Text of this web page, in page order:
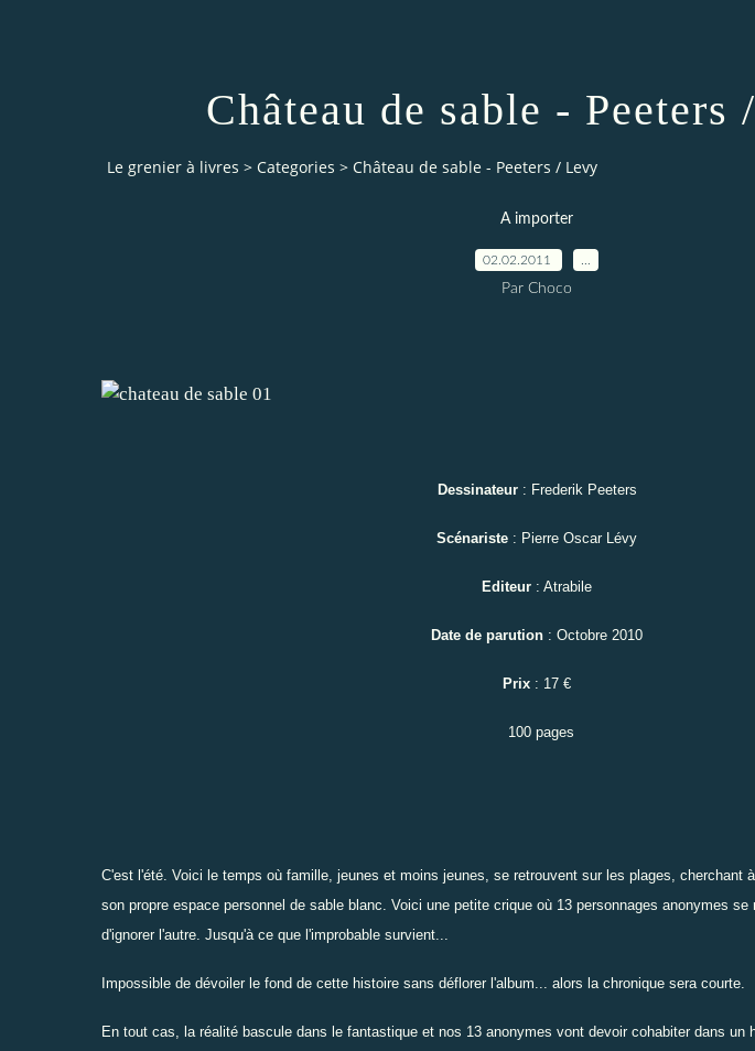
Château de sable - Peeters
Le grenier à livres > Categories > Château de sable - Peeters / Levy
A importer
02.02.2011
Par Choco
Dessinateur: Frederik Peeters
Scénariste : Pierre Oscar Lévy
Editeur : Atrabile
Date de parution : Octobre 2010
Prix : 17 €
100 pages
C'est l'été. Voici le temps où famille, jeunes et moins jeunes, se retrouvent sur les plages, cherchant
son propre espace personnel de sable blanc. Voici une petite crique où 13 personnages anonymes
d'ignorer l'autre. Jusqu'à ce que l'improbable survient...
Impossible de dévoiler le fond de cette histoire sans déflorer l'album... alors la chronique sera courte.
En tout cas, la réalité bascule dans le fantastique et nos 13 anonymes vont devoir cohabiter dans un